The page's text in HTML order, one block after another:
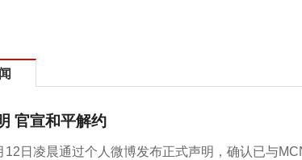
官宣和平解约
12日凌晨通过个人微博发布正式声明，确认已与